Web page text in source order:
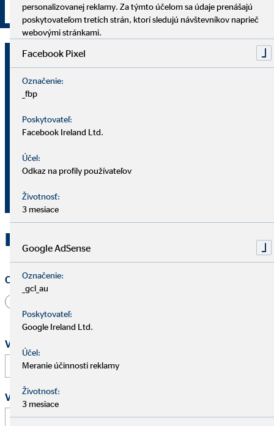
Podať žiadosť
Margita Babicová
okresná vedúca pre OVB Allfinanz
Slovensko a.s.
Obrancov mieru 1774/12
0907 983 504
babicovamargita@ovbmail.eu
Kontaktujte OVB Dolný Kubín
Oslovenie
Vaše meno a priezvisko
Vaša e-mailová adresa
personalizovanej reklamy. Za týmto účelom sa údaje prenášajú
poskytovateľom tretích strán, ktorí sledujú návštevníkov naprieč
webovými stránkami.
Facebook Pixel
Označenie:
_fbp
Poskytovateľ:
Facebook Ireland Ltd.
Účel:
Odkaz na profily používateľov
Životnosť:
3 mesiace
Google AdSense
Označenie:
_gcl_au
Poskytovateľ:
Google Ireland Ltd.
Účel:
Meranie účinnosti reklamy
Životnosť:
3 mesiace